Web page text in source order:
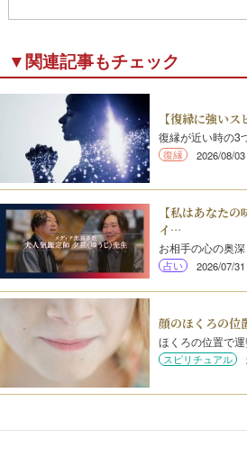
▼関連記事もチェック
【復縁に強いス
復縁が近い時の3
復縁 2026/08/03
【私はあなた
イ…
お相手の心の奥
占い 2026/07/31
顔のほくろの位
ほくろの位置で
スピリチュアル